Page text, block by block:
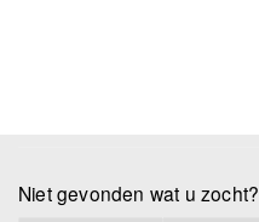
Niet gevonden wat u zocht?